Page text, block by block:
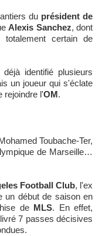
du président de
Alexis Sanchez, dont
certain de
identifié plusieurs
un joueur qui s'éclate
rejoindre l'OM.
Toubache-Ter,
de Marseille…
Football Club, l'ex
un début de saison en
de MLS. En effet,
7 passes décisives